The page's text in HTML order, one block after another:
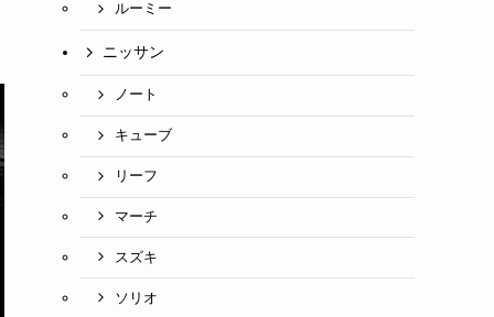
ルーミー
ニッサン
ノート
キューブ
リーフ
マーチ
スズキ
ソリオ